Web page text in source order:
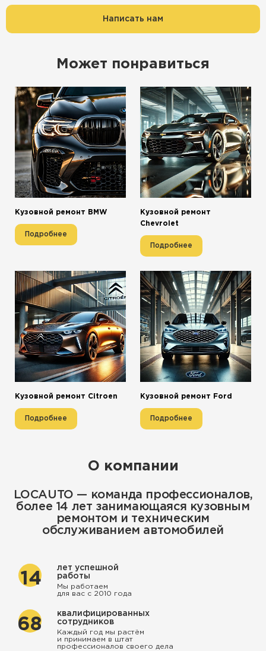
Написать нам
Может понравиться
Кузовной ремонт BMW
Подробнее
Кузовной ремонт
Chevrolet
Подробнее
Кузовной ремонт Citroen
Подробнее
Кузовной ремонт Ford
Подробнее
О компании
LOCAUTO — команда профессионалов,
более 14 лет занимающаяся кузовным
ремонтом и техническим
обслуживанием автомобилей
14
лет успешной
работы
Мы работаем
для вас с 2010 года
68
квалифицированных
сотрудников
Каждый год мы растём
и принимаем в штат
профессионалов своего дела